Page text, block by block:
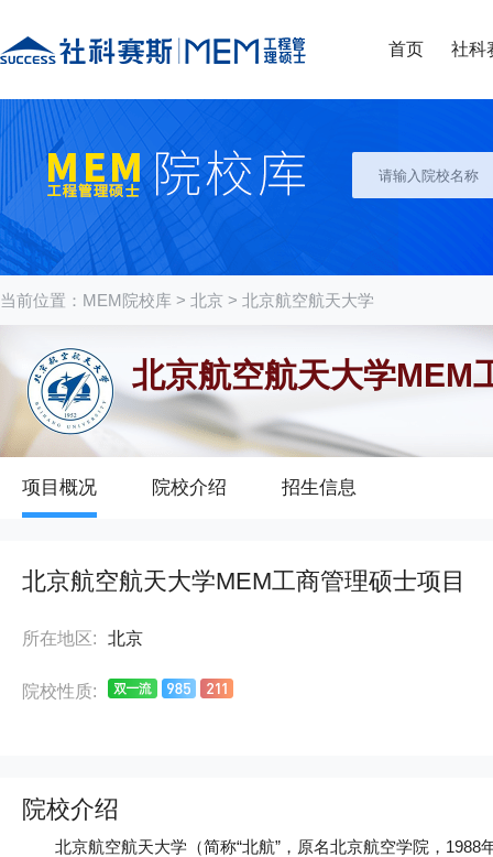
首页 社科
当前位置： MEM院校库 > 北京 > 北京航空航天大学
北京航空航天大学MEM
项目概况 院校介绍 招生信息
北京航空航天大学MEM工商管理硕士项目
所在地区: 北京
院校性质:
院校介绍
北京航空航天大学（简称“北航”，原名北京航空学院，1988